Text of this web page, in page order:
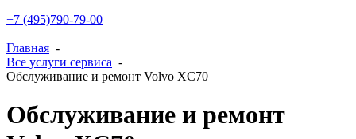
+7 (495)790-79-00
Главная -
Все услуги сервиса -
Обслуживание и ремонт Volvo XC70
Обслуживание и ремонт